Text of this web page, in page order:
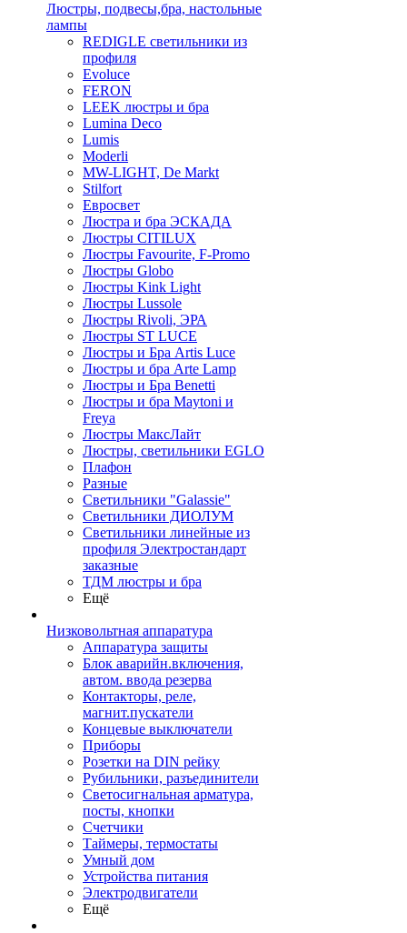
Люстры, подвесы,бра, настольные
лампы
REDIGLE светильники из
профиля
Evoluce
FERON
LEEK люстры и бра
Lumina Deco
Lumis
Moderli
MW-LIGHT, De Markt
Stilfort
Евросвет
Люстра и бра ЭСКАДА
Люстры CITILUX
Люстры Favourite, F-Promo
Люстры Globo
Люстры Kink Light
Люстры Lussole
Люстры Rivoli, ЭРА
Люстры ST LUCE
Люстры и Бра Artis Luce
Люстры и бра Arte Lamp
Люстры и Бра Benetti
Люстры и бра Maytoni и
Freya
Люстры МаксЛайт
Люстры, светильники EGLO
Плафон
Разные
Светильники "Galassie"
Светильники ДИОЛУМ
Светильники линейные из
профиля Электростандарт
заказные
ТДМ люстры и бра
Ещё
Низковольтная аппаратура
Аппаратура защиты
Блок аварийн.включения,
автом. ввода резерва
Контакторы, реле,
магнит.пускатели
Концевые выключатели
Приборы
Розетки на DIN рейку
Рубильники, разъединители
Светосигнальная арматура,
посты, кнопки
Счетчики
Таймеры, термостаты
Умный дом
Устройства питания
Электродвигатели
Ещё